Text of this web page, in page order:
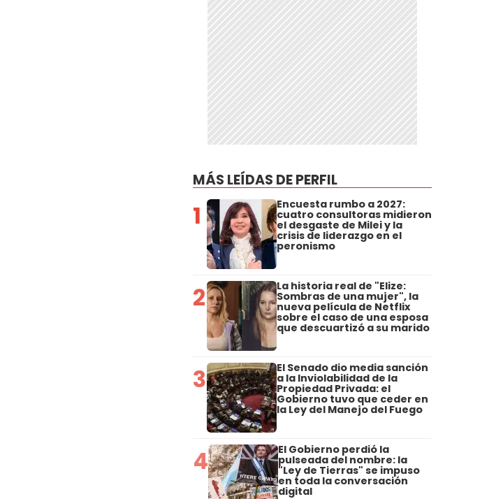
MÁS LEÍDAS DE PERFIL
1 Encuesta rumbo a 2027:
cuatro consultoras midieron
el desgaste de Milei y la
crisis de liderazgo en el
peronismo
2 La historia real de "Elize:
Sombras de una mujer", la
nueva película de Netflix
sobre el caso de una esposa
que descuartizó a su marido
3 El Senado dio media sanción
a la Inviolabilidad de la
Propiedad Privada: el
Gobierno tuvo que ceder en
la Ley del Manejo del Fuego
4 El Gobierno perdió la
pulseada del nombre: la
"Ley de Tierras" se impuso
en toda la conversación
digital